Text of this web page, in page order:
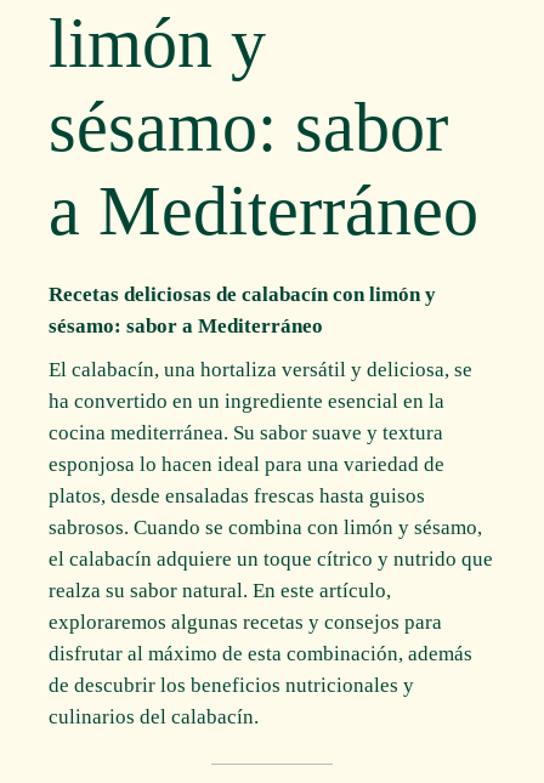
limón y
sésamo: sabor
a Mediterráneo
Recetas deliciosas de calabacín con limón y
sésamo: sabor a Mediterráneo
El calabacín, una hortaliza versátil y deliciosa, se
ha convertido en un ingrediente esencial en la
cocina mediterránea. Su sabor suave y textura
esponjosa lo hacen ideal para una variedad de
platos, desde ensaladas frescas hasta guisos
sabrosos. Cuando se combina con limón y sésamo,
el calabacín adquiere un toque cítrico y nutrido que
realza su sabor natural. En este artículo,
exploraremos algunas recetas y consejos para
disfrutar al máximo de esta combinación, además
de descubrir los beneficios nutricionales y
culinarios del calabacín.